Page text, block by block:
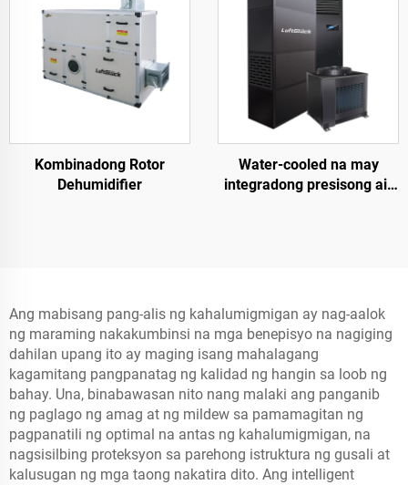
Kombinadong Rotor
Dehumidifier
Water-cooled na may
integradong presisong air
Ang mabisang pang-alis ng kahalumigmigan ay nag-aalok
ng maraming nakakumbinsi na mga benepisyo na nagiging
dahilan upang ito ay maging isang mahalagang
kagamitang pangpanatag ng kalidad ng hangin sa loob ng
bahay. Una, binabawasan nito nang malaki ang panganib
ng paglago ng amag at ng mildew sa pamamagitan ng
pagpanatili ng optimal na antas ng kahalumigmigan, na
nagsisilbing proteksyon sa parehong istruktura ng gusali at
kalusugan ng mga taong nakatira dito. Ang intelligent